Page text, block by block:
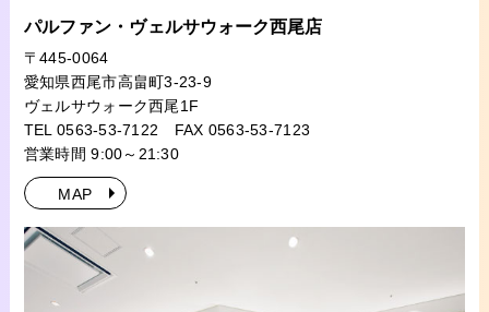
パルファン・ヴェルサウォーク西尾店
〒445-0064
愛知県西尾市高畠町3-23-9
ヴェルサウォーク西尾1F
TEL 0563-53-7122 FAX 0563-53-7123
営業時間 9:00～21:30
MAP